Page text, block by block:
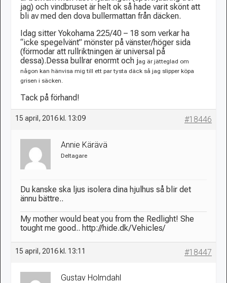
jag) och vindbruset är helt ok så hade varit skönt att
bli av med den dova bullermattan från däcken.
Idag sitter Yokohama 225/40 – 18 som verkar ha
“icke spegelvänt” mönster på vänster/höger sida
(förmodar att rullriktningen är universal på
dessa).Dessa bullrar enormt och jag är jätteglad om
någon kan hänvisa mig till ett par tysta däck så jag slipper köpa
grisen i säcken.
Tack på förhand!
15 april, 2016 kl. 13:09 #18446
Annie Kärävä
Deltagare
Du kanske ska ljus isolera dina hjulhus så blir det
ännu bättre..
My mother would beat you from the Redlight! She
tought me good.. http://hide.dk/Vehicles/
15 april, 2016 kl. 13:11 #18447
Gustav Holmdahl